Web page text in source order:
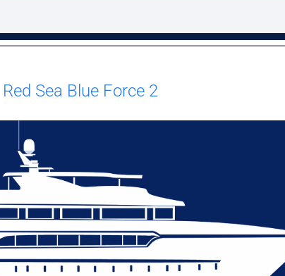
Red Sea Blue Force 2